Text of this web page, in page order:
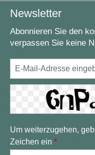
Newsletter
Abonnieren Sie den
verpassen Sie keine
Um weiterzugehen,
Zeichen ein *